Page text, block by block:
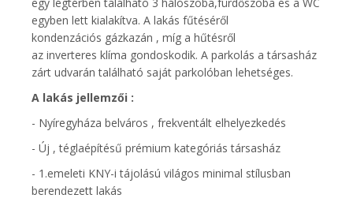
egyben lett kialakítva. A lakás fűtéséről
kondenzációs gázkazán , míg a hűtésről
az inverteres klíma gondoskodik. A parkolás a társasház
zárt udvarán található saját parkolóban lehetséges.
A lakás jellemzői :
- Nyíregyháza belváros , frekventált elhelyezkedés
- Új , téglaépítésű prémium kategóriás társasház
- 1.emeleti KNY-i tájolású világos minimal stílusban
berendezett lakás